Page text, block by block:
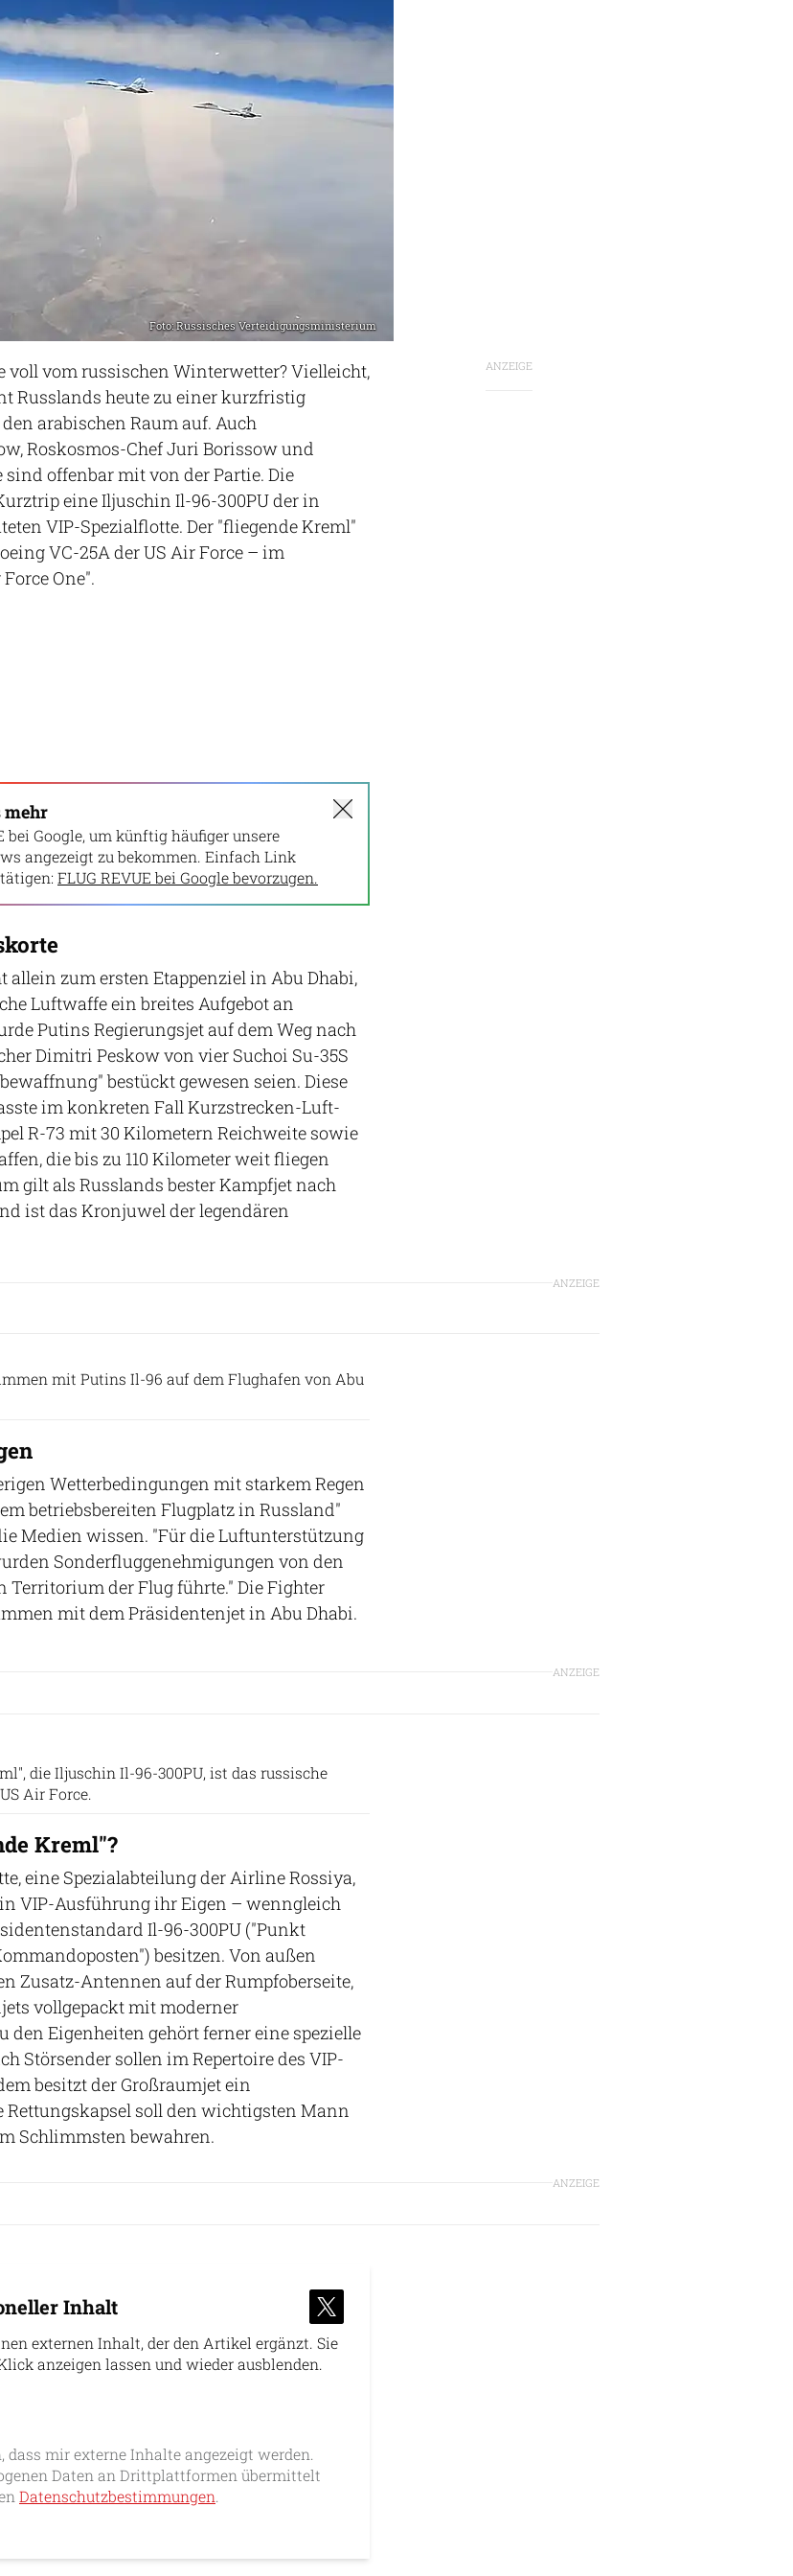
Foto: Russisches Verteidigungsministerium
ANZEIGE
vom russischen Winterwetter? Vielleicht,
Russlands heute zu einer kurzfristig
arabischen Raum auf. Auch
Roskosmos-Chef Juri Borissow und
offenbar mit von der Partie. Die
eine Iljuschin Il-96-300PU der in
VIP-Spezialflotte. Der "fliegende Kreml"
VC-25A der US Air Force – im
One".
mehr
bei Google, um künftig häufiger unsere
angezeigt zu bekommen. Einfach Link
FLUG REVUE bei Google bevorzugen.
zum ersten Etappenziel in Abu Dhabi,
Luftwaffe ein breites Aufgebot an
Putins Regierungsjet auf dem Weg nach
Dimitri Peskow von vier Suchoi Su-35S
bestückt gewesen seien. Diese
im konkreten Fall Kurzstrecken-Luft-
R-73 mit 30 Kilometern Reichweite sowie
die bis zu 110 Kilometer weit fliegen
gilt als Russlands bester Kampfjet nach
ist das Kronjuwel der legendären
ANZEIGE
mit Putins Il-96 auf dem Flughafen von Abu
Wetterbedingungen mit starkem Regen
betriebsbereiten Flugplatz in Russland"
Medien wissen. "Für die Luftunterstützung
Sonderfluggenehmigungen von den
Territorium der Flug führte." Die Fighter
mit dem Präsidentenjet in Abu Dhabi.
ANZEIGE
die Iljuschin Il-96-300PU, ist das russische
Air Force.
Kreml"?
eine Spezialabteilung der Airline Rossiya,
VIP-Ausführung ihr Eigen – wenngleich
Il-96-300PU ("Punkt
besitzen. Von außen
Zusatz-Antennen auf der Rumpfoberseite,
vollgepackt mit moderner
Eigenheiten gehört ferner eine spezielle
Störsender sollen im Repertoire des VIP-
besitzt der Großraumjet ein
Rettungskapsel soll den wichtigsten Mann
Schlimmsten bewahren.
ANZEIGE
Inhalt
externen Inhalt, der den Artikel ergänzt. Sie
anzeigen lassen und wieder ausblenden.
mir externe Inhalte angezeigt werden.
Daten an Drittplattformen übermittelt
Datenschutzbestimmungen.